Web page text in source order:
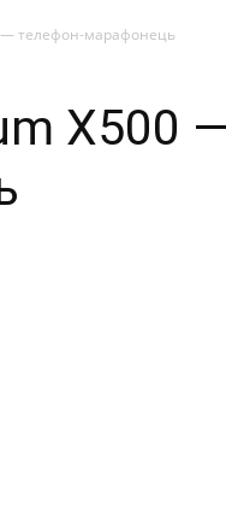
— телефон-марафонець
X500